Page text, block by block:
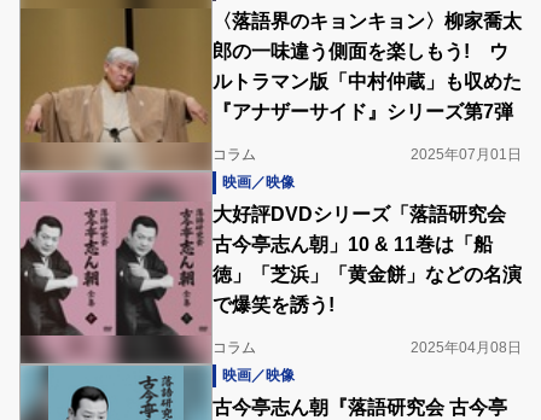
〈落語界のキョンキョン〉柳家喬太
郎の一味違う側面を楽しもう! ウ
ルトラマン版「中村仲蔵」も収めた
『アナザーサイド』シリーズ第7弾
コラム
2025年07月01日
映画／映像
大好評DVDシリーズ「落語研究会
古今亭志ん朝」10 & 11巻は「船
徳」「芝浜」「黄金餅」などの名演
で爆笑を誘う!
コラム
2025年04月08日
映画／映像
古今亭志ん朝『落語研究会 古今亭